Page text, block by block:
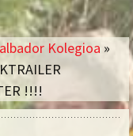
Kolegioa »
!!!!